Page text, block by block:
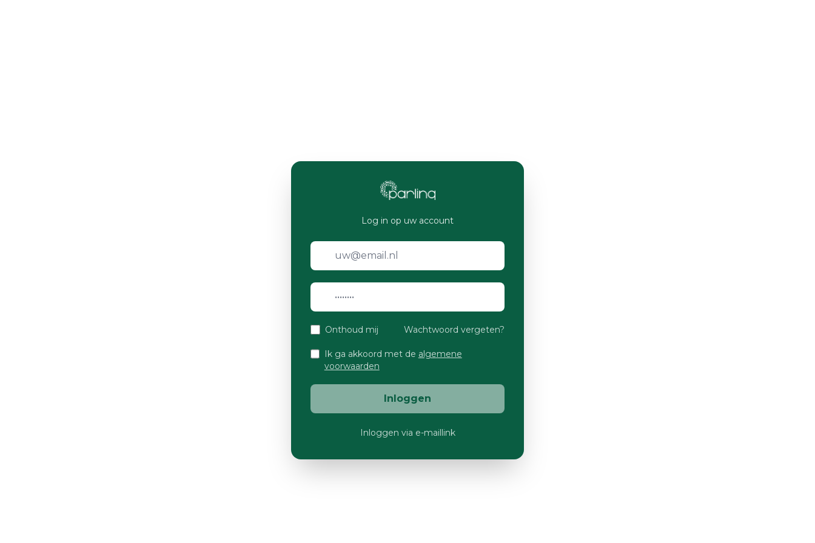
Log in op uw account
Onthoud mij Wachtwoord vergeten?
Ik ga akkoord met de algemene
voorwaarden
Inloggen
Inloggen via e-maillink